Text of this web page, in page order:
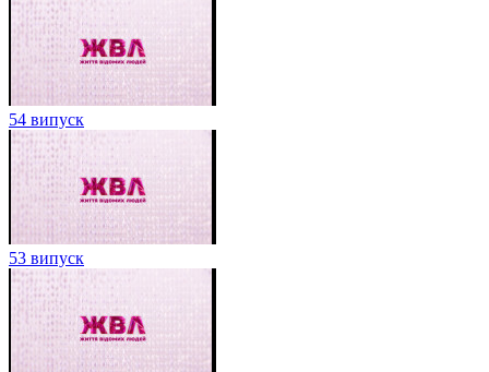
54 випуск
53 випуск